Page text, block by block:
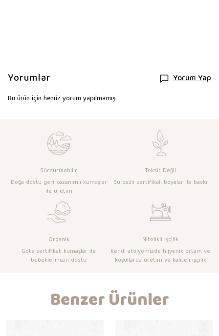
Yorumlar Yorum Yap
Bu ürün için henüz yorum yapılmamış.
Sürdürülebilir
Doğa dostu geri kazanımlı kumaşlar
ile üretim
Toksit Değil
Su bazlı sertifikalı boyalar ile baskı
Organik
Gots sertifikalı kumaşlar ile
bebeklerinizin dostu
Nitelikli İşçilik
Kendi atölyemizde hijyenik ortam ve
koşullarda üretim ve kaliteli işçilik
Benzer Ürünler